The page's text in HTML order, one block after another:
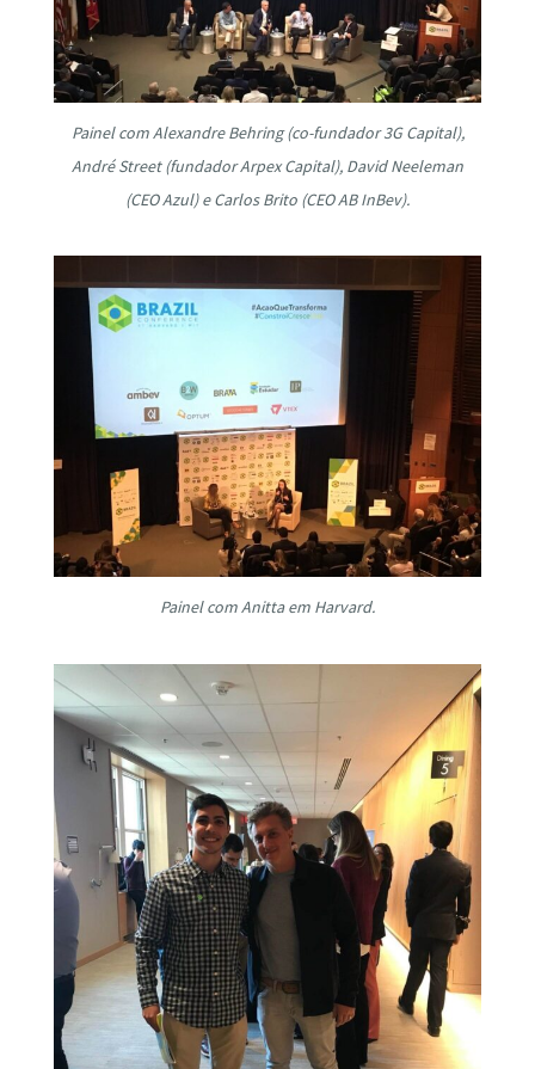
Painel com Alexandre Behring (co-fundador 3G Capital),
André Street (fundador Arpex Capital), David Neeleman
(CEO Azul) e Carlos Brito (CEO AB InBev).
Painel com Anitta em Harvard.